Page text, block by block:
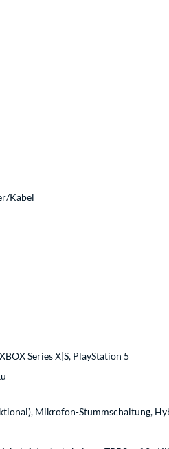
Kabel
Series X|S, PlayStation 5
Mikrofon-Stummschaltung,